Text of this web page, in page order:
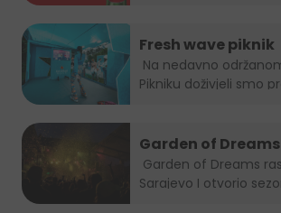
Fresh wave piknik
Pikniku doživjeli smo
Garden of Dreams
Sarajevo I otvorio